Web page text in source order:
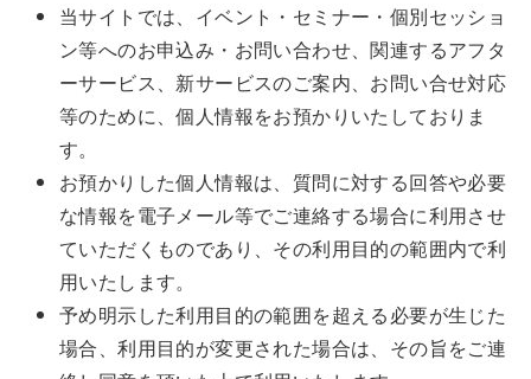
当サイトでは、イベント・セミナー・個別セッショ
ン等へのお申込み・お問い合わせ、関連するアフタ
ーサービス、新サービスのご案内、お問い合せ対応
等のために、個人情報をお預かりいたしておりま
す。
お預かりした個人情報は、質問に対する回答や必要
な情報を電子メール等でご連絡する場合に利用させ
ていただくものであり、その利用目的の範囲内で利
用いたします。
予め明示した利用目的の範囲を超える必要が生じた
場合、利用目的が変更された場合は、その旨をご連